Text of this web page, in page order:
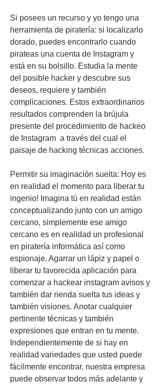
Si posees un recurso y yo tengo una
herramienta de piratería: si localizarlo
dorado, puedes encontrarlo cuando
pirateas una cuenta de Instagram y
está en su bolsillo. Estudia la mente
del posible hacker y descubre sus
deseos, requiere y también
complicaciones. Estos extraordinarios
resultados comprenden la brújula
presente del procedimiento de hackeo
de Instagram  a través del cual el
paisaje de hacking técnicas acciones.
Permitir su imaginación suelta: Hoy es
en realidad el momento para liberar tu
ingenio! Imagina tú en realidad están
conceptualizando junto con un amigo
cercano, simplemente ese amigo
cercano es en realidad un profesional
en piratería informática así como
espionaje. Agarrar un lápiz y papel o
liberar tu favorecida aplicación para
comenzar a hackear instagram avisos y
también dar rienda suelta tus ideas y
también visiones. Anotar cualquier
pertinente técnicas y también
expresiones que entran en tu mente.
Independientemente de si hay en
realidad variedades que usted puede
fácilmente encontrar, nuestra empresa
puede observar todos más adelante y